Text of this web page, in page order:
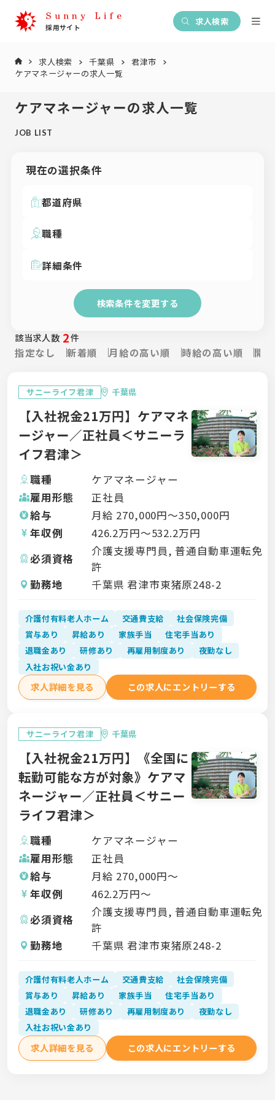
求人検索
求人検索 千葉県
君津市
ケアマネージャーの求人一覧
ケアマネージャーの求人一覧
JOB LIST
現在の選択条件
都道府県
職種
詳細条件
検索条件を変更する
該当求人数 2件
指定なし 新着順 月給の高い順 時給の高い順 開
サニーライフ君津 千葉県
【入社祝金21万円】ケアマネ
ージャー／正社員＜サニーラ
イフ君津＞
職種
ケアマネージャー
雇用形態
正社員
給与
月給 270,000円〜350,000円
年収例
426.2万円〜532.2万円
必須資格
介護支援専門員, 普通自動車運転免
許
勤務地
千葉県 君津市東猪原248-2
介護付有料老人ホーム 交通費支給
社会保険完備
賞与あり
昇給あり 家族手当
住宅手当あり
退職金あり
研修あり 再雇用制度あり
夜勤なし
入社お祝い金あり
求人詳細を見る この求人にエントリーする
サニーライフ君津 千葉県
【入社祝金21万円】《全国に
転勤可能な方が対象》ケアマ
ネージャー／正社員＜サニー
ライフ君津＞
職種
ケアマネージャー
雇用形態
正社員
給与
月給 270,000円〜
年収例
462.2万円〜
必須資格
介護支援専門員, 普通自動車運転免
許
勤務地
千葉県 君津市東猪原248-2
介護付有料老人ホーム 交通費支給
社会保険完備
賞与あり
昇給あり 家族手当
住宅手当あり
退職金あり
研修あり 再雇用制度あり
夜勤なし
入社お祝い金あり
求人詳細を見る この求人にエントリーする